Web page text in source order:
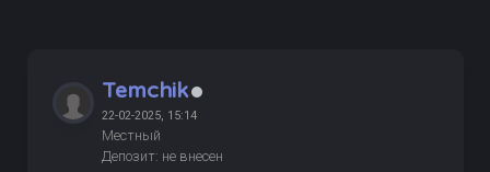
Temchik
22-02-2025, 15:14
Местный
Депозит: не внесен